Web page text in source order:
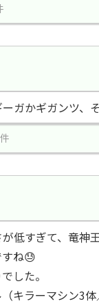
ガかギガンツ、
低すぎて、竜
ね😓
した。
キラーマシン3